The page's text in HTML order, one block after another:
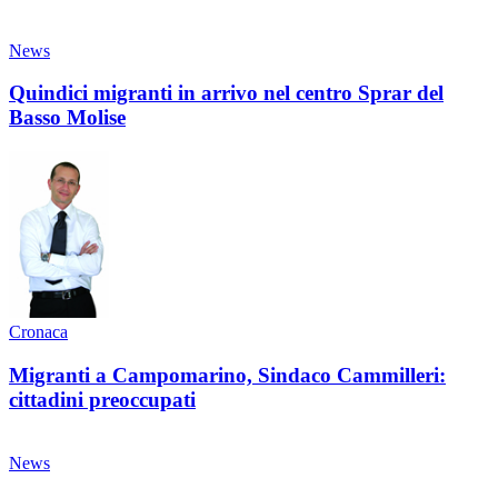
News
Quindici migranti in arrivo nel centro Sprar del
Basso Molise
Cronaca
Migranti a Campomarino, Sindaco Cammilleri:
cittadini preoccupati
News